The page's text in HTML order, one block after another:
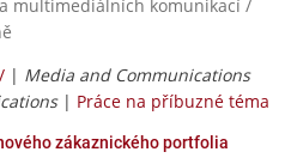
multimediálních komunikací /
| Media and Communications
| Práce na příbuzné téma
zákaznického portfolia